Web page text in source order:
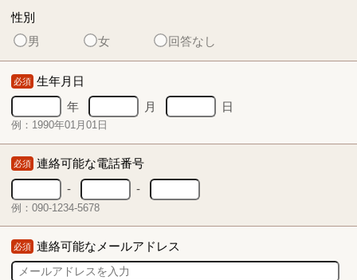
性別
男
女 回答なし
必須 生年月日
年
月 日
例：1990年01月01日
必須 連絡可能な電話番号
-
-
例：090-1234-5678
必須 連絡可能なメールアドレス